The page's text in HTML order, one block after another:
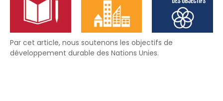
Par cet article, nous soutenons les objectifs de
développement durable des Nations Unies.